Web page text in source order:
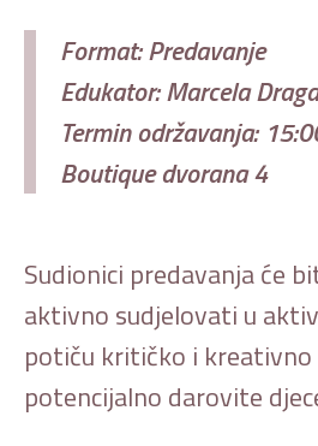
Format: Predavanje
Edukator: Marcela
Termin održavanja:
Boutique dvorana 4
Sudionici predavanja će
aktivno sudjelovati u
potiču kritičko i kreativno
potencijalno darovite